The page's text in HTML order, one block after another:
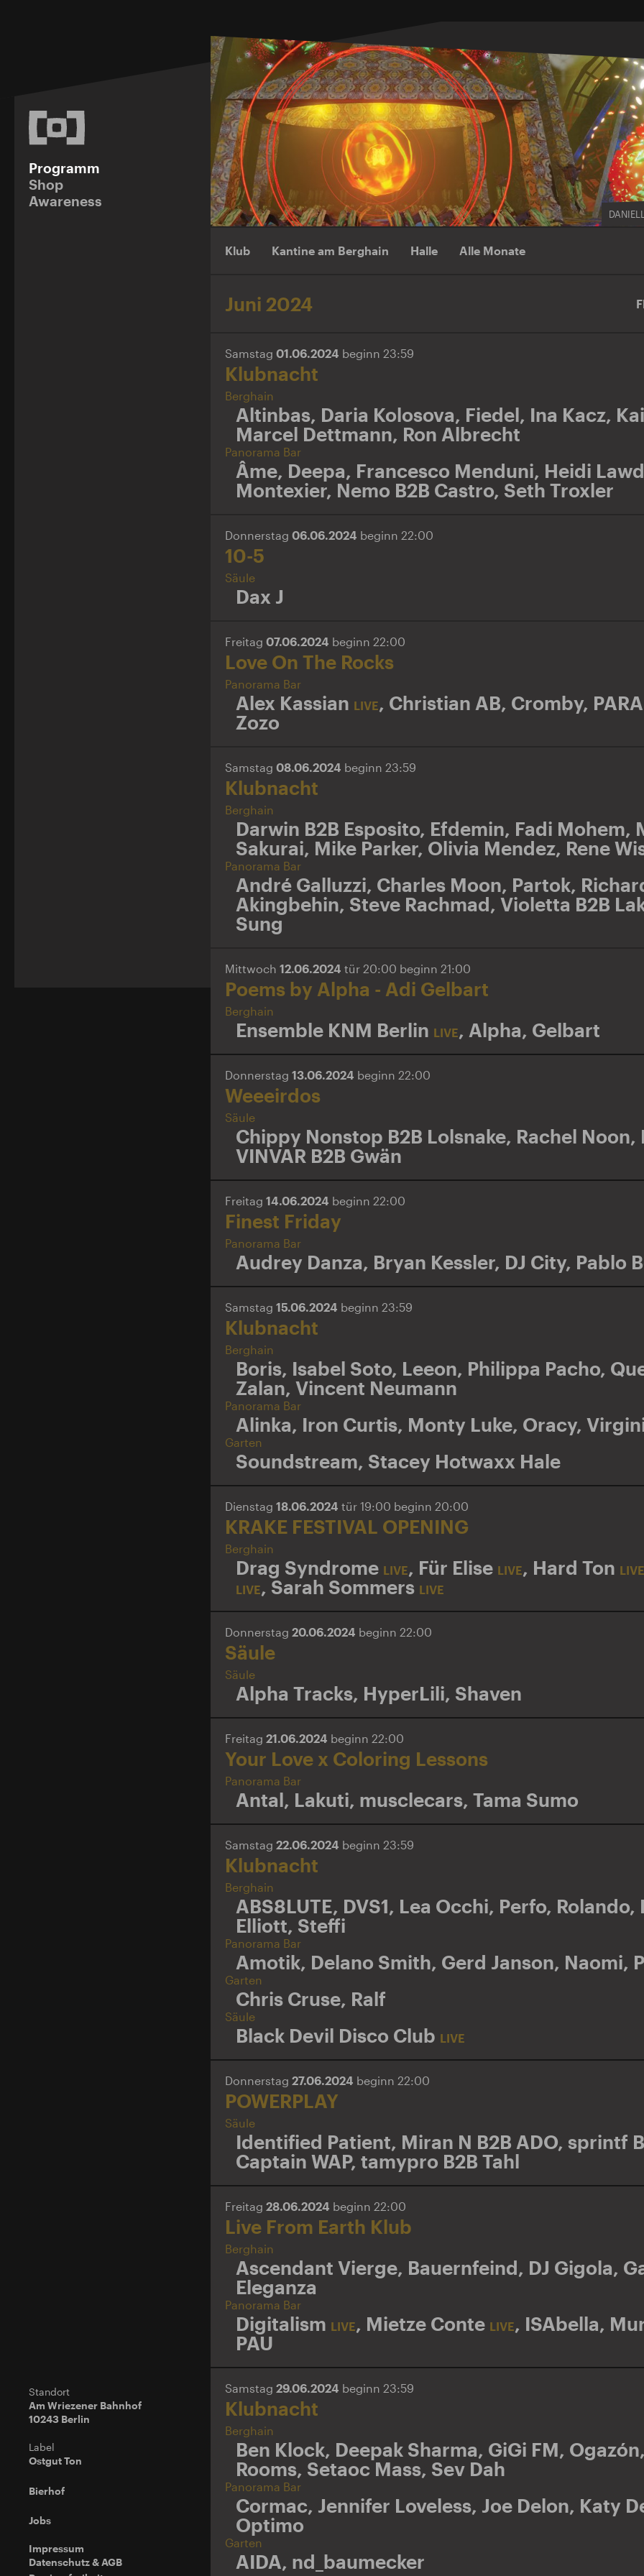
Programm
Shop
Awareness
Standort
Am Wriezener Bahnhof
10243 Berlin
Label
Ostgut Ton
Bierhof
Jobs
Impressum
Datenschutz & AGB
Klub Kantine am Berghain Halle Alle Monate
Juni 2024
Samstag 01.06.2024 beginn 23:59
Klubnacht
Berghain
Altinbas, Daria Kolosova, Fiedel, Ina Kacz,
Marcel Dettmann, Ron Albrecht
Panorama Bar
Âme, Deepa, Francesco Menduni, Heidi
Montexier, Nemo B2B Castro, Seth Troxler
Donnerstag 06.06.2024 beginn 22:00
10-5
Säule
Dax J
Freitag 07.06.2024 beginn 22:00
Love On The Rocks
Panorama Bar
Alex Kassian LIVE, Christian AB, Cromby,
Zozo
Samstag 08.06.2024 beginn 23:59
Klubnacht
Berghain
Darwin B2B Esposito, Efdemin, Fadi Mohem,
Sakurai, Mike Parker, Olivia Mendez, Rene
Panorama Bar
André Galluzzi, Charles Moon, Partok,
Akingbehin, Steve Rachmad, Violetta B2B
Sung
Mittwoch 12.06.2024 tür 20:00 beginn 21:00
Poems by Alpha - Adi Gelbart
Berghain
Ensemble KNM Berlin LIVE, Alpha, Gelbart
Donnerstag 13.06.2024 beginn 22:00
Weeeirdos
Säule
Chippy Nonstop B2B Lolsnake, Rachel Noon,
VINVAR B2B Gwän
Freitag 14.06.2024 beginn 22:00
Finest Friday
Panorama Bar
Audrey Danza, Bryan Kessler, DJ City, Pablo
Samstag 15.06.2024 beginn 23:59
Klubnacht
Berghain
Boris, Isabel Soto, Leeon, Philippa Pacho,
Zalan, Vincent Neumann
Panorama Bar
Alinka, Iron Curtis, Monty Luke, Oracy,
Garten
Soundstream, Stacey Hotwaxx Hale
Dienstag 18.06.2024 tür 19:00 beginn 20:00
KRAKE FESTIVAL OPENING
Berghain
Drag Syndrome LIVE, Für Elise LIVE, Hard Ton LIVE
LIVE, Sarah Sommers LIVE
Donnerstag 20.06.2024 beginn 22:00
Säule
Säule
Alpha Tracks, HyperLili, Shaven
Freitag 21.06.2024 beginn 22:00
Your Love x Coloring Lessons
Panorama Bar
Antal, Lakuti, musclecars, Tama Sumo
Samstag 22.06.2024 beginn 23:59
Klubnacht
Berghain
ABS8LUTE, DVS1, Lea Occhi, Perfo, Rolando,
Elliott, Steffi
Panorama Bar
Amotik, Delano Smith, Gerd Janson, Naomi,
Garten
Chris Cruse, Ralf
Säule
Black Devil Disco Club LIVE
Donnerstag 27.06.2024 beginn 22:00
POWERPLAY
Säule
Identified Patient, Miran N B2B ADO, sprintf
Captain WAP, tamypro B2B Tahl
Freitag 28.06.2024 beginn 22:00
Live From Earth Klub
Berghain
Ascendant Vierge, Bauernfeind, DJ Gigola,
Eleganza
Panorama Bar
Digitalism LIVE, Mietze Conte LIVE, ISAbella,
PAU
Samstag 29.06.2024 beginn 23:59
Klubnacht
Berghain
Ben Klock, Deepak Sharma, GiGi FM, Ogazón
Rooms, Setaoc Mass, Sev Dah
Panorama Bar
Cormac, Jennifer Loveless, Joe Delon, Katy
Optimo
Garten
AIDA, nd_baumecker